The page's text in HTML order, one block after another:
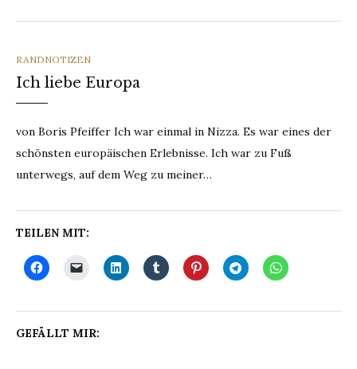
CATEGORIES
RANDNOTIZEN
Ich liebe Europa
von Boris Pfeiffer Ich war einmal in Nizza. Es war eines der
schönsten europäischen Erlebnisse. Ich war zu Fuß
unterwegs, auf dem Weg zu meiner…
TEILEN MIT:
GEFÄLLT MIR: